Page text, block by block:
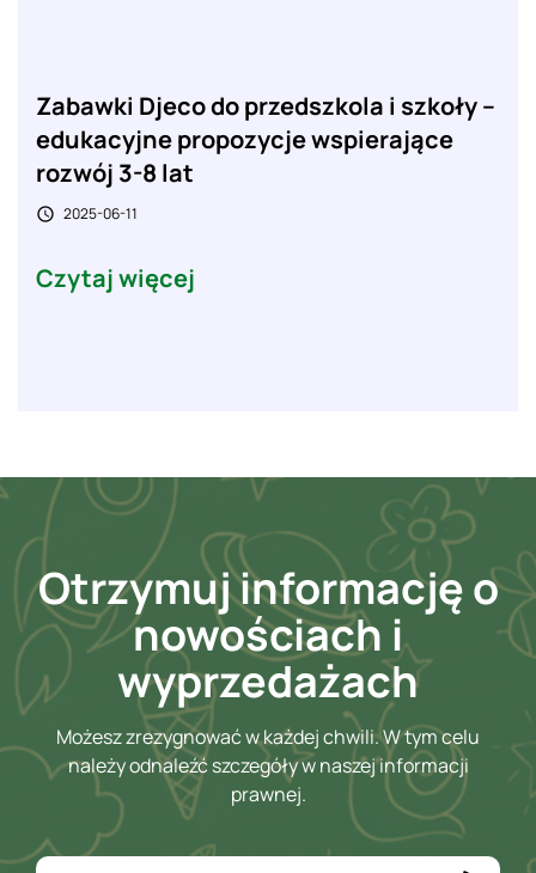
Zabawki Djeco do przedszkola i szkoły –
edukacyjne propozycje wspierające
rozwój 3-8 lat
 2025-06-11
Czytaj więcej
Otrzymuj informację o
nowościach i
wyprzedażach
Możesz zrezygnować w każdej chwili. W tym celu
należy odnaleźć szczegóły w naszej informacji
prawnej.